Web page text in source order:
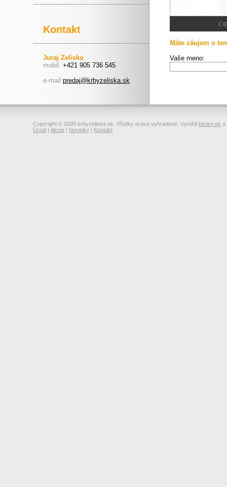
Kontakt
Juraj Zeliska
mobil: +421 905 736 545
e-mail:predaj@krbyzeliska.sk
Máte záujem o
Vaše meno:
Copyright © 2009 krbyzeliska.sk. Všetky práva vyhradené. Vyrobil binary.sk a
Úvod | Akcie | Novinky | Kontakt